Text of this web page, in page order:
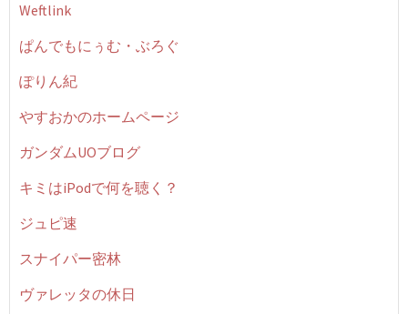
Weftlink
ぱんでもにぅむ・ぶろぐ
ぽりん紀
やすおかのホームページ
ガンダムUOブログ
キミはiPodで何を聴く？
ジュピ速
スナイパー密林
ヴァレッタの休日